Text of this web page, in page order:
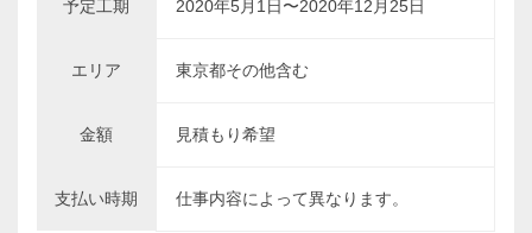
予定工期 2020年5月1日〜2020年12月25日
エリア 東京都その他含む
金額 見積もり希望
支払い時期 仕事内容によって異なります。